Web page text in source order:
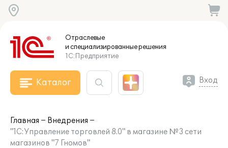
Отраслевые
и специализированныерешения
1С:Предприятие
Каталог Вход
Главная
Внедрения
"1С:Управление торговлей 8.0" в магазине №3 сети
магазинов "7 Гномов"